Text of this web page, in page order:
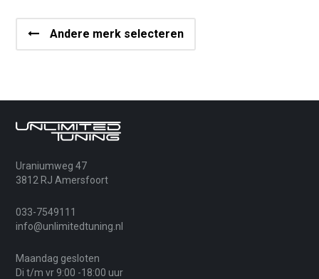
Andere merk selecteren
Uraniumweg 47
3812 RJ Amersfoort
033-7549111
info@unlimitedtuning.nl
Maandag gesloten
Di t/m vr 9:00 -18:00 uur